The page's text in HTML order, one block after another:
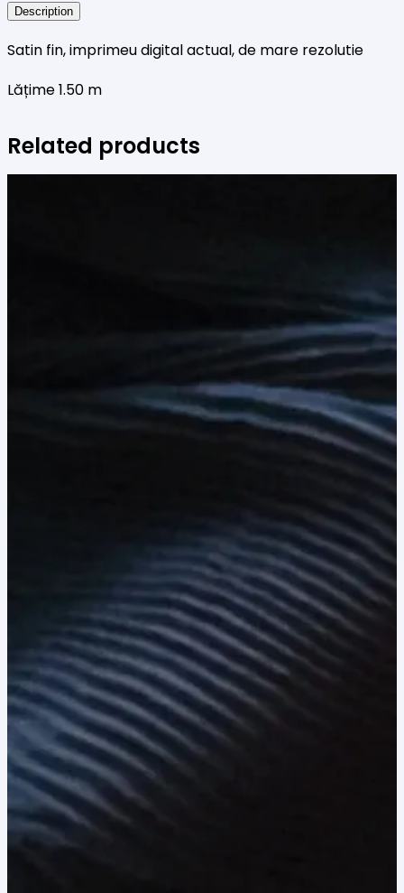
COBALT
FLOWER
Description
Satin fin, imprimeu digital actual, de mare rezolutie
Lățime 1.50 m
Related products